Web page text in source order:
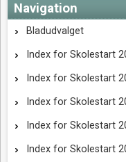
Navigation
Bladudvalget
Index for Skolestart
Index for Skolestart
Index for Skolestart
Index for Skolestart
Index for Skolestart